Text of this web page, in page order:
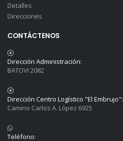
Detalles
Direcciones
CONTÁCTENOS
Dirección Administración:
BATOVI 2082
Dirección Centro Logístico "El Embrujo":
Camino Carlos A. López 6925
Teléfono: